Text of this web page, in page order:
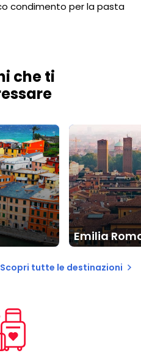
condimento per la pasta
che ti
Emilia
Scopri tutte le destinazioni